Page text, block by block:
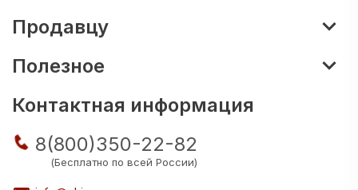
Продавцу
Полезное
Контактная информация
8(800)350-22-82
(Бесплатно по всей России)